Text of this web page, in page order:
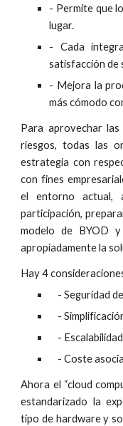
- Permite que
lugar.
- Cada
satisfacción de
- Mejora la
más cómodo
Para aprovechar
riesgos, todas las
estrategia con
con fines
el entorno actual,
participación,
modelo de BYOD
apropiadamente la
Hay 4
- Seguridad
-
    - Escalabilidad
- Coste
Ahora el “cloud
estandarizado la
tipo de hardware y